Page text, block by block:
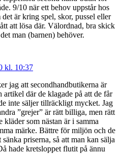
9/10 när ett behov uppstår hos
det är kring spel, skor, pussel eller
att lösa där. Välordnad, bra skick
man (barnen) behöver.
kl. 10:37
jag att secondhandbutikerna är
artikel där de klagade på att de får
inte säljer tillräckligt mycket. Jag
”grejer” är rätt billiga, men rätt
kläder som nästan är i samma
märke. Bättre för miljön och de
priserna, så att man kan sälja
hade kretsloppet flutit på ännu